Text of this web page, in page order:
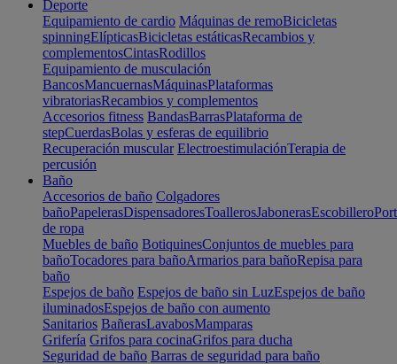
Deporte
Equipamiento de cardio Máquinas de remoBicicletas
spinningElípticasBicicletas estáticasRecambios y
complementosCintasRodillos
Equipamiento de musculación
BancosMancuernasMáquinasPlataformas
vibratoriasRecambios y complementos
Accesorios fitness BandasBarrasPlataforma de
stepCuerdasBolas y esferas de equilibrio
Recuperación muscular ElectroestimulaciónTerapia de
percusión
Baño
Accesorios de baño Colgadores
bañoPapelerasDispensadoresToallerosJabonerasEscobillero
de ropa
Muebles de baño BotiquinesConjuntos de muebles para
bañoTocadores para bañoArmarios para bañoRepisa para
baño
Espejos de baño Espejos de baño sin LuzEspejos de baño
iluminadosEspejos de baño con aumento
Sanitarios BañerasLavabosMamparas
Grifería Grifos para cocinaGrifos para ducha
Seguridad de baño Barras de seguridad para baño